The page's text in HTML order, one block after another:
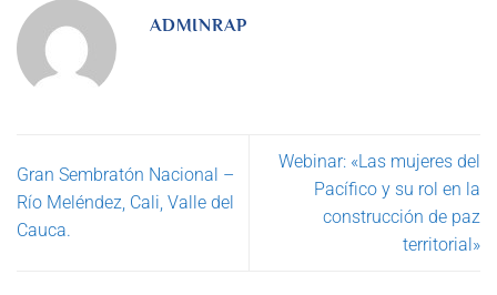
ADMINRAP
Gran Sembratón Nacional –
Río Meléndez, Cali, Valle del
Cauca.
Webinar: «Las mujeres del
Pacífico y su rol en la
construcción de paz
territorial»